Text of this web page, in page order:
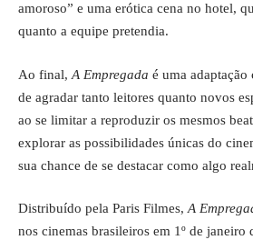
amoroso” e uma erótica cena no hotel,
quanto a equipe pretendia.
Ao final, A Empregada é uma
de agradar tanto leitores quanto novos
ao se limitar a reproduzir os mesmos
explorar as possibilidades únicas do
sua chance de se destacar como algo
Distribuído pela Paris Filmes, A
nos cinemas brasileiros em 1º de janeiro